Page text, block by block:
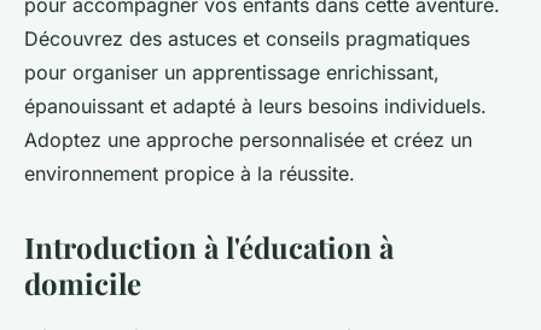
pour accompagner vos enfants dans cette aventure.
Découvrez des astuces et conseils pragmatiques
pour organiser un apprentissage enrichissant,
épanouissant et adapté à leurs besoins individuels.
Adoptez une approche personnalisée et créez un
environnement propice à la réussite.
Introduction à l'éducation à
domicile